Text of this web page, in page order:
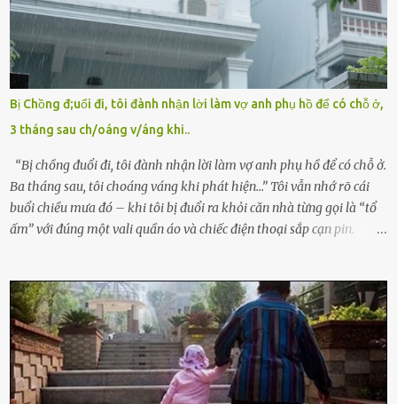
bà Đỗ Thị Nga, lập tức ra quyết định nhẫn tâm: bỏ lại đứa trẻ. Họ
viện cớ “không đủ khả năng nuôi dưỡng” và ký vào giấy từ chối
quyền giám hộ, yêu cầu bệnh viện xử lý bé như một trường hợp bị
bỏ rơi. Trong khi ấy, con gái ruột của họ – Trần Lệ Mi – vẫn đang
mê man sau sinh, hoàn toàn không hay biết chuyện gì xảy ra.
Thiếu úy Nguyễn Thị Mai, một nữ cảnh sát công tác tại địa phương,
tình cờ chứng kiến giây phút bé bị đưa đi trong lặng lẽ. Nét mặt đỏ
hỏn, bàn tay bé xíu co quắp, ...
Bị Chồng đ;uổi đi, tôi đành nhận lời làm vợ anh phụ hồ để có chỗ ở,
3 tháng sau ch/oáng v/áng khi..
“Bị chồng đuổi đi, tôi đành nhận lời làm vợ anh phụ hồ để có chỗ ở.
Ba tháng sau, tôi choáng váng khi phát hiện…” Tôi vẫn nhớ rõ cái
buổi chiều mưa đó – khi tôi bị đuổi ra khỏi căn nhà từng gọi là “tổ
ấm” với đúng một vali quần áo và chiếc điện thoại sắp cạn pin.
cưới cô để có con. Không phải để nuôi một cái thân bất tài chỉ biết
khóc lóc,” anh ta gằn giọng, đẩy mạnh cánh cửa trước mặt tôi.
Tiếng cánh cửa đóng lại, vang lên như một bản án lạnh lùng. Tôi
đứng chết lặng giữa cơn mưa, không biết đi đâu, về đâu. Bố mẹ tôi
mất sớm. Tôi chẳng có anh chị em. Họ hàng cũng thưa thớt, chẳng
ai thân thiết đến mức có thể mở lòng cho tôi tá túc. Bạn bè? Ai cũng